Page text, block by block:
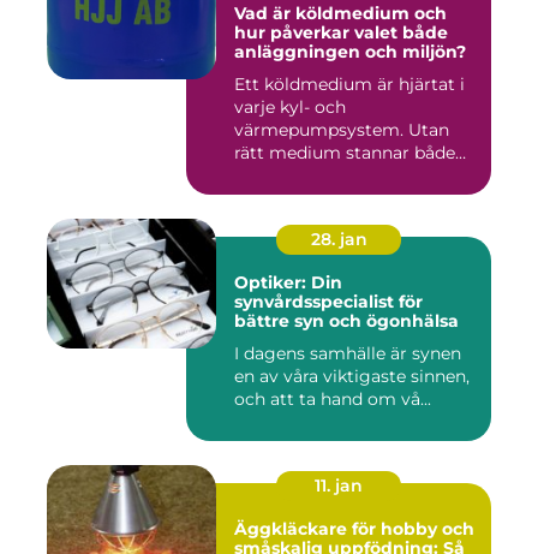
Vad är köldmedium och
hur påverkar valet både
anläggningen och miljön?
Ett köldmedium är hjärtat i
varje kyl- och
värmepumpsystem. Utan
rätt medium stannar både
28. jan
Optiker: Din
synvårdsspecialist för
bättre syn och ögonhälsa
I dagens samhälle är synen
en av våra viktigaste sinnen,
och att ta hand om vå...
11. jan
Äggkläckare för hobby och
småskalig uppfödning: Så